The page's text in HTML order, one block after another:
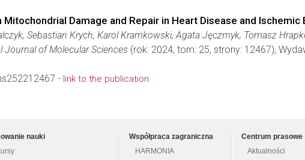
Damage and Repair in Heart Disease and Ischemic
Sebastian Krych, Karol Kramkowski, Agata Jęczmyk, Tomasz
Journal of Molecular Sciences (rok: 2024, tom: 25, strony: 12467),
- link to the publication
nauki
Współpraca zagraniczna
HARMONIA
Centrum prasowe
Aktualności